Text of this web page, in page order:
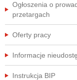
Ogłoszenia o
przetargach
Oferty pracy
Informacje
Instrukcja BIP